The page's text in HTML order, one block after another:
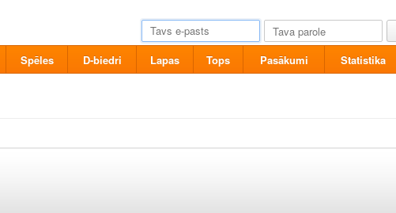
Spēles D-biedri Lapas Tops Pasākumi Statistika